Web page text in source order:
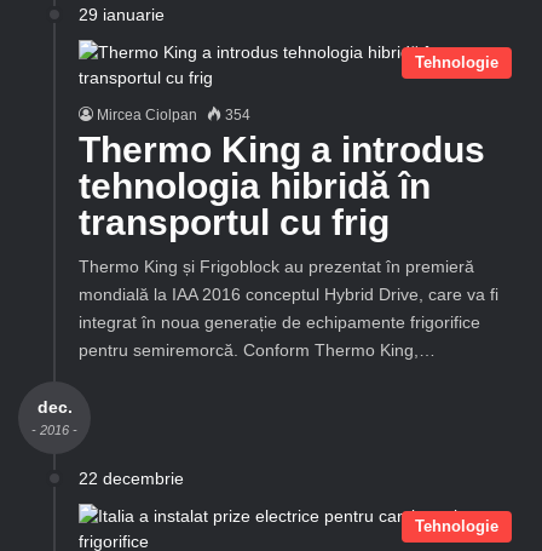
29 ianuarie
Tehnologie
Mircea Ciolpan 354
Thermo King a introdus
tehnologia hibridă în
transportul cu frig
Thermo King și Frigoblock au prezentat în premieră
mondială la IAA 2016 conceptul Hybrid Drive, care va fi
integrat în noua generație de echipamente frigorifice
pentru semiremorcă. Conform Thermo King,…
dec.
- 2016 -
22 decembrie
Tehnologie